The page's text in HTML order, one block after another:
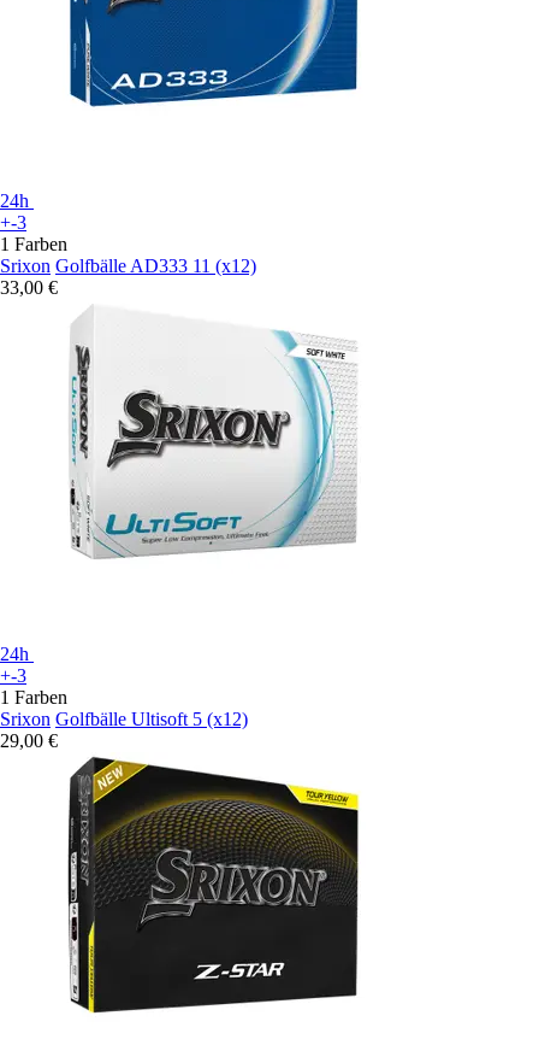
24h
+-3
1 Farben
Srixon Golfbälle AD333 11 (x12)
33,00 €
24h
+-3
1 Farben
Srixon Golfbälle Ultisoft 5 (x12)
29,00 €